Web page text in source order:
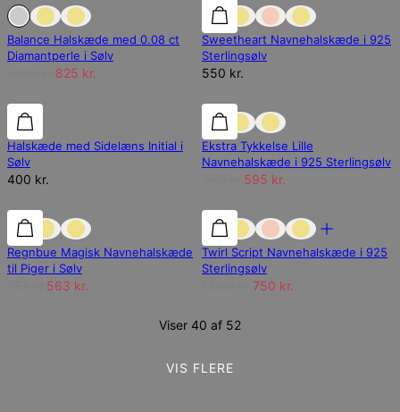
Ikke på lager Ikke på lager
Balance Halskæde med 0.08 ct
Diamantperle i Sølv
825 kr.
Sweetheart Navnehalskæde i 925
Sterlingsølv
550 kr.
Halskæde med Sidelæns Initial i
Sølv
400 kr.
30% rabat
Ekstra Tykkelse Lille
Navnehalskæde i 925 Sterlingsølv
595 kr.
25% rabat 25% rabat
Regnbue Magisk Navnehalskæde
til Piger i Sølv
563 kr.
25% rabat
Twirl Script Navnehalskæde i 925
Sterlingsølv
750 kr.
Viser 40 af 52
VIS FLERE